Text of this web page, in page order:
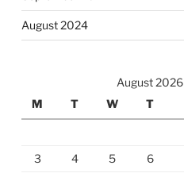
August 2024
August 2026
M
T W T
3
4 5 6